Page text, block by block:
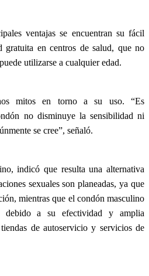
ventajas se encuentran su fácil
gratuita en centros de salud, que no
utilizarse a cualquier edad.
mitos en torno a su uso. “Es
no disminuye la sensibilidad ni
se cree”, señaló.
indicó que resulta una alternativa
sexuales son planeadas, ya que
mientras que el condón masculino
debido a su efectividad y amplia
de autoservicio y servicios de